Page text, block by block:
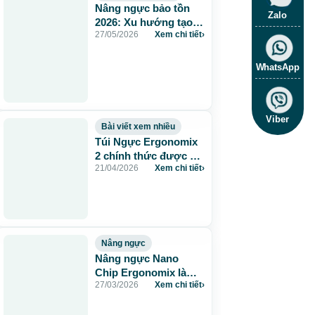
Nâng ngực bảo tồn
2026: Xu hướng tạo
hình ngực được cập
27/05/2026 Xem chi tiết›
Bài viết xem nhiều
Túi Ngực Ergonomix
2 chính thức được ra
mắt – Xu Hướng
21/04/2026 Xem chi tiết›
Nâng ngực
Nâng ngực Nano
Chip Ergonomix là
gì? Chi tiết & quy
27/03/2026 Xem chi tiết›
Zalo
WhatsApp
Viber